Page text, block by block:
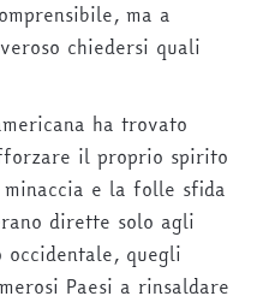
ma a
chiedersi quali
ha trovato
il proprio spirito
e la folle sfida
dirette solo agli
occidentale, quegli
Paesi a rinsaldare